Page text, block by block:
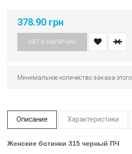
378.90 грн
НЕТ В НАЛИЧИИ
Минимальное количество заказа
Описание Характеристики
Женские ботинки 315 черный ПЧ